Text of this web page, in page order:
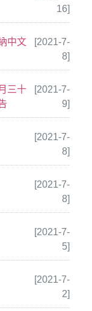
16]
中文
[2021-7-
8]
三十
[2021-7-
9]
[2021-7-
8]
[2021-7-
8]
[2021-7-
5]
[2021-7-
2]